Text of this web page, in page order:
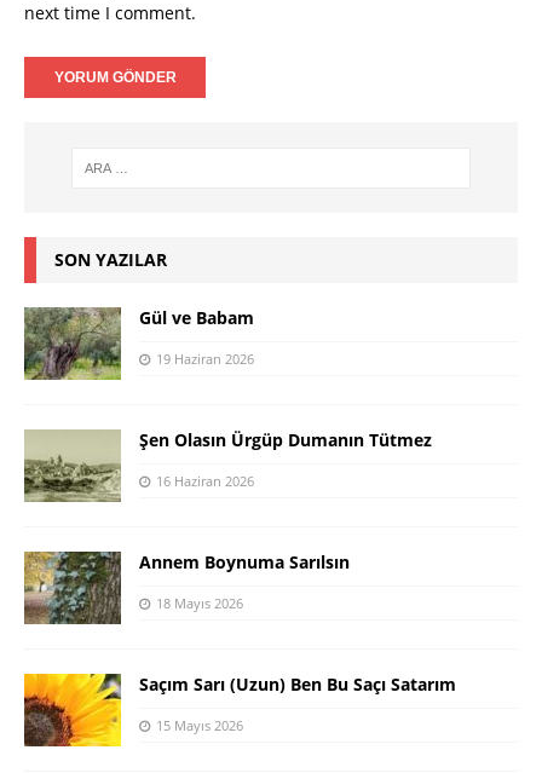
next time I comment.
SON YAZILAR
Gül ve Babam
19 Haziran 2026
Şen Olasın Ürgüp Dumanın Tütmez
16 Haziran 2026
Annem Boynuma Sarılsın
18 Mayıs 2026
Saçım Sarı (Uzun) Ben Bu Saçı Satarım
15 Mayıs 2026